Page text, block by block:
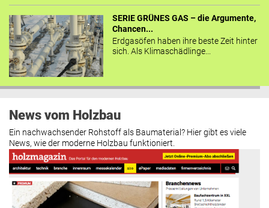
SERIE GRÜNES GAS – die Argumente,
Chancen...
Erdgasöfen haben ihre beste Zeit hinter
sich. Als Klimaschädlinge...
News vom Holzbau
Ein nachwachsender Rohstoff als Baumaterial? Hier gibt es viele
News, wie der moderne Holzbau funktioniert.